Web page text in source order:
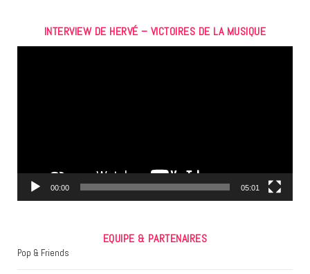
c
i
s
m
INTERVIEW DE HERVÉ – VICTOIRES DE LA MUSIQUE
00:00 05:01
EQUIPE & PARTENAIRES
Pop & Friends